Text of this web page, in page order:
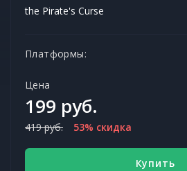
the Pirate's Curse
Платформы:
Цена
199 руб.
419 руб. 53% скидка
Купить